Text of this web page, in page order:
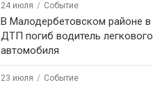
24 июля Событие
В Малодербетовском районе в
ДТП погиб водитель легкового
автомобиля
23 июля Событие